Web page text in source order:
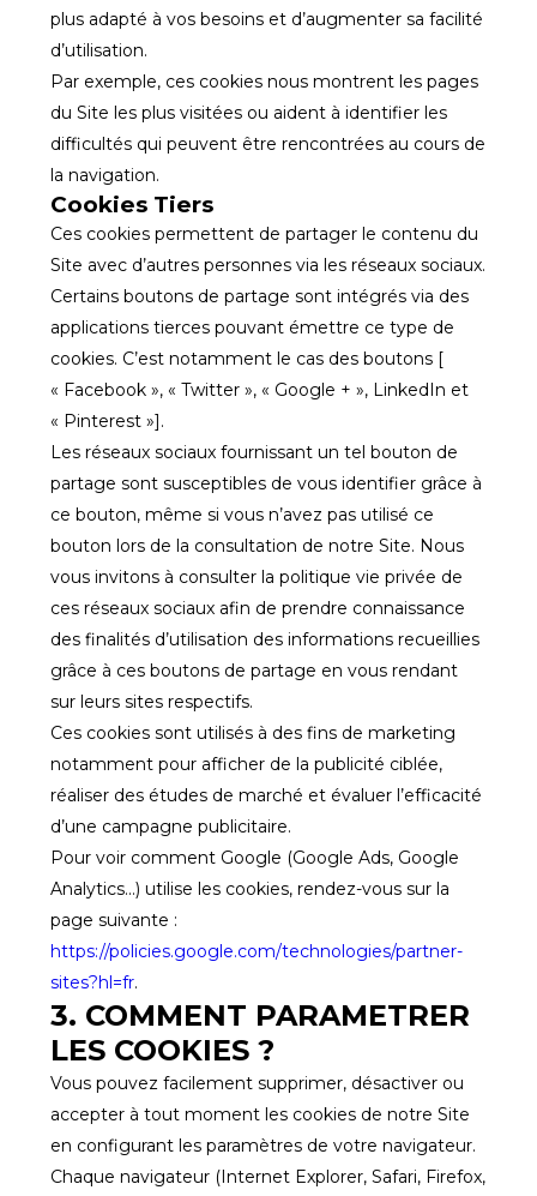
plus adapté à vos besoins et d’augmenter sa facilité
d’utilisation.
Par exemple, ces cookies nous montrent les pages
du Site les plus visitées ou aident à identifier les
difficultés qui peuvent être rencontrées au cours de
la navigation.
Cookies Tiers
Ces cookies permettent de partager le contenu du
Site avec d’autres personnes via les réseaux sociaux.
Certains boutons de partage sont intégrés via des
applications tierces pouvant émettre ce type de
cookies. C’est notamment le cas des boutons [
« Facebook », « Twitter », « Google + », LinkedIn et
« Pinterest »].
Les réseaux sociaux fournissant un tel bouton de
partage sont susceptibles de vous identifier grâce à
ce bouton, même si vous n’avez pas utilisé ce
bouton lors de la consultation de notre Site. Nous
vous invitons à consulter la politique vie privée de
ces réseaux sociaux afin de prendre connaissance
des finalités d’utilisation des informations recueillies
grâce à ces boutons de partage en vous rendant
sur leurs sites respectifs.
Ces cookies sont utilisés à des fins de marketing
notamment pour afficher de la publicité ciblée,
réaliser des études de marché et évaluer l’efficacité
d’une campagne publicitaire.
Pour voir comment Google (Google Ads, Google
Analytics...) utilise les cookies, rendez-vous sur la
page suivante :
https://policies.google.com/technologies/partner-
sites?hl=fr.
3. COMMENT PARAMETRER
LES COOKIES ?
Vous pouvez facilement supprimer, désactiver ou
accepter à tout moment les cookies de notre Site
en configurant les paramètres de votre navigateur.
Chaque navigateur (Internet Explorer, Safari, Firefox,